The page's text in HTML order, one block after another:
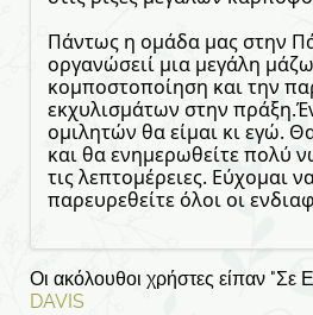
Πάντως η ομάδα μας στην
οργανώσειί μια μεγάλη
κομποστοποίηση και την
εκχυλισμάτων στην
ομιλητών θα είμαι κι εγώ.
και θα ενημερωθείτε πολύ
τις λεπτομέρειες. Εύχομαι
παρευρεθείτε όλοι οι
Οι ακόλουθοι χρήστες είπαν "Σε
DAVIS